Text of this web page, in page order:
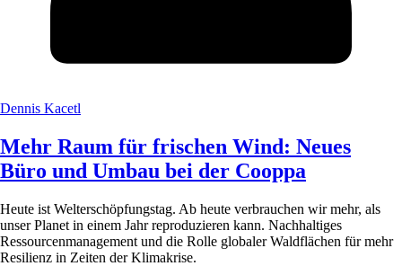
Dennis Kacetl
Mehr Raum für frischen Wind: Neues
Büro und Umbau bei der Cooppa
Heute ist Welterschöpfungstag. Ab heute verbrauchen wir mehr, als
unser Planet in einem Jahr reproduzieren kann. Nachhaltiges
Ressourcenmanagement und die Rolle globaler Waldflächen für mehr
Resilienz in Zeiten der Klimakrise.